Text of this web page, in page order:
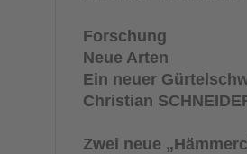
Forschung
Neue Arten
Ein neuer
Christian
Zwei neue